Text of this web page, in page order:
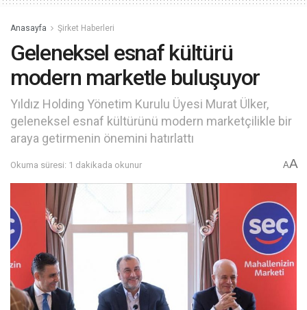
Anasayfa Şirket Haberleri
Geleneksel esnaf kültürü
modern marketle buluşuyor
Yıldız Holding Yönetim Kurulu Üyesi Murat Ülker,
geleneksel esnaf kültürünü modern marketçilikle bir
araya getirmenin önemini hatırlattı
Okuma süresi: 1 dakikada okunur AA